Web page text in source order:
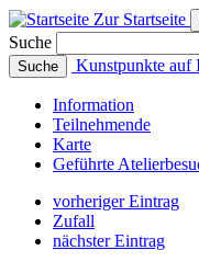
Zur Startseite
Suche
Suche Kunstpunkte auf
Information
Teilnehmende
Karte
Geführte
vorheriger Eintrag
Zufall
nächster Eintrag